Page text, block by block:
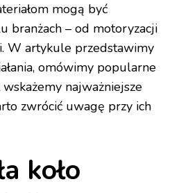
mogą być
branżach – od motoryzacji
W artykule przedstawimy
omówimy popularne
najważniejsze
zwrócić uwagę przy ich
koło